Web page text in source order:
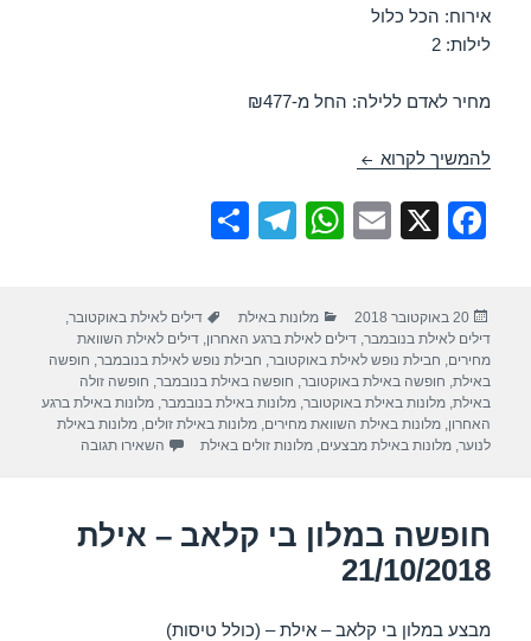
אירוח: הכל כלול
לילות: 2
מחיר לאדם ללילה: החל מ-₪477
להמשיך לקרוא חופשה במלון יו סאנרייז קלאב – אילת 21/10/2018
F
e
b
o
o
X
E
W
s
A
p
p
T
gr
a
m
e
פורסם
בתאריך
20 באוקטובר 2018 קטגוריות
מלונות באילת תגיות
דילים לאילת באוקטובר,
דילים לאילת בנובמבר,דילים לאילת ברגע האחרון,דילים לאילת השוואת
מחירים, חבילת נופש לאילת באוקטובר, חבילת נופש לאילת בנובמבר, חופשה
באילת, חופשה באילת באוקטובר, חופשה באילת בנובמבר, חופשה זולה
באילת,מלונות באילת באוקטובר,מלונות באילת בנובמבר,מלונות באילת ברגע
האחרון,מלונות באילת השוואת מחירים,מלונות באילת זולים,מלונות באילת
לנוער,מלונות באילת מבצעים,מלונות זולים באילת השאירו תגובה
חופשה במלון בי קלאב – אילת
21/10/2018
מבצע במלון בי קלאב – אילת – (כולל טיסות)